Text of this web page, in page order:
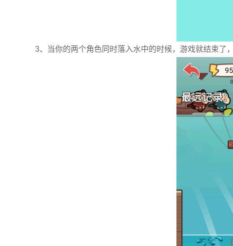
3、当你的两个角色同时落入水中的时候，游戏就结束了